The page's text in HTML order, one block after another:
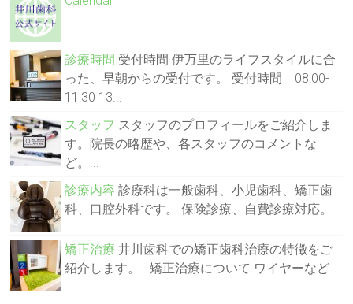
診療時間 受付時間 伊万里のライフスタイルに合
った、早朝からの受付です。 受付時間 08:00-
11:30 13...
スタッフ スタッフのプロフィールをご紹介しま
す。院長の略歴や、各スタッフのコメントな
ど。...
診療内容 診療科は一般歯科、小児歯科、矯正歯
科、口腔外科です。 保険診療、自費診療対応。...
矯正治療 井川歯科での矯正歯科治療の特徴をご
紹介します。 矯正治療について ワイヤーなど...